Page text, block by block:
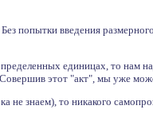
попытки введения
единицах, то нам
Совершив этот "акт", мы уже
знаем), то никакого